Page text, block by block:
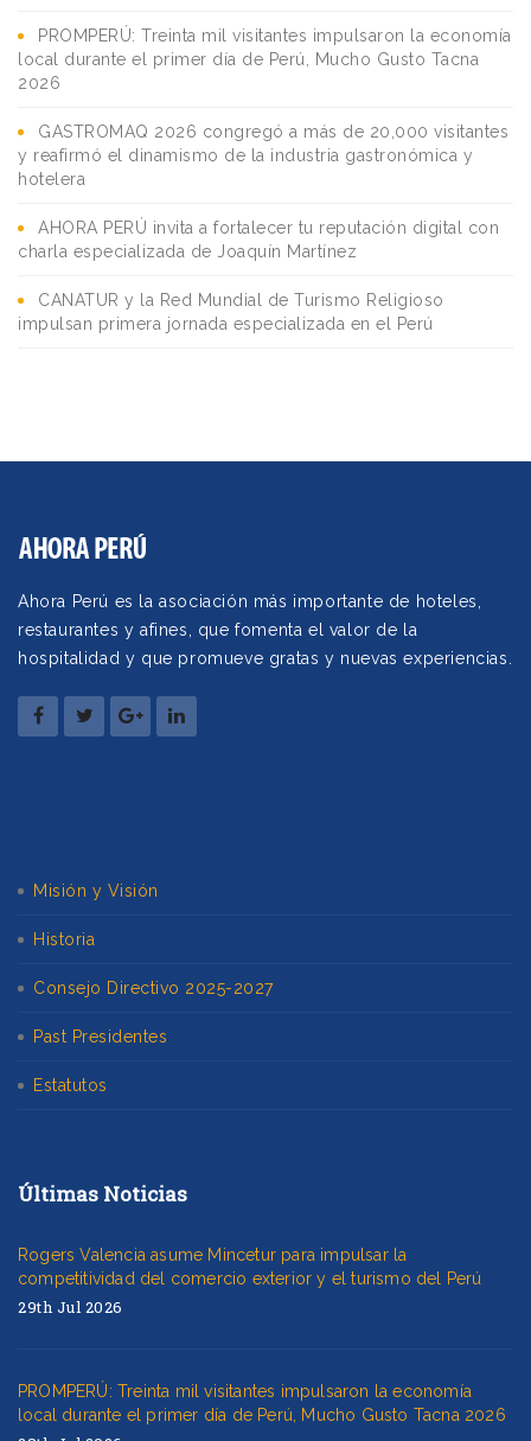
PROMPERÚ: Treinta mil visitantes impulsaron la economía
local durante el primer día de Perú, Mucho Gusto Tacna
2026
GASTROMAQ 2026 congregó a más de 20,000 visitantes
y reafirmó el dinamismo de la industria gastronómica y
hotelera
AHORA PERÚ invita a fortalecer tu reputación digital con
charla especializada de Joaquín Martínez
CANATUR y la Red Mundial de Turismo Religioso
impulsan primera jornada especializada en el Perú
Ahora Perú es la asociación más importante de hoteles,
restaurantes y afines, que fomenta el valor de la
hospitalidad y que promueve gratas y nuevas experiencias.
Misión y Visión
Historia
Consejo Directivo 2025-2027
Past Presidentes
Estatutos
Últimas Noticias
Rogers Valencia asume Mincetur para impulsar la
competitividad del comercio exterior y el turismo del Perú
29th Jul 2026
PROMPERÚ: Treinta mil visitantes impulsaron la economía
local durante el primer día de Perú, Mucho Gusto Tacna 2026